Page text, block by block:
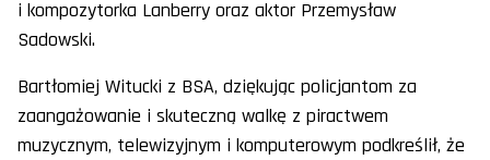
i kompozytorka Lanberry oraz aktor Przemysław
Sadowski.
Bartłomiej Witucki z BSA, dziękując policjantom za
zaangażowanie i skuteczną walkę z piractwem
muzycznym, telewizyjnym i komputerowym podkreślił, że